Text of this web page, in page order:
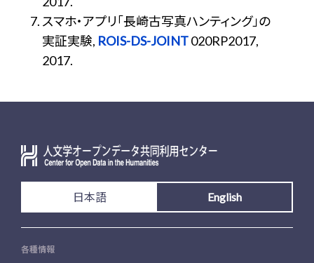
スマホ・アプリ「長崎古写真ハンティング」の
実証実験, ROIS-DS-JOINT020RP2017,
2017.
日本語 English
各種情報